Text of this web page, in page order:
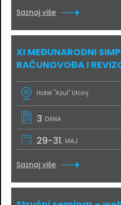
Saznaj više
XI MEĐUNARODNI
RAČUNOVOĐA I
Hotel "Azul" Ulcinj
3 DANA
29-31. MAJ
Saznaj više